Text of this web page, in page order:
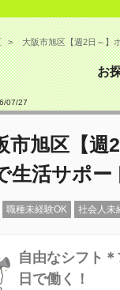
大阪市旭区【週2日～】
お
/07/27
市旭区【週
生活サポー
職種未経験OK 社会人未
自由なシフト
日で働く！